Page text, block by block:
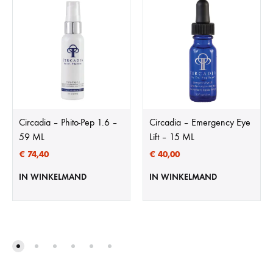
Circadia – Phito-Pep 1.6 –
59 ML
€ 74,40
IN WINKELMAND
Circadia – Emergency Eye
Lift – 15 ML
€ 40,00
IN WINKELMAND